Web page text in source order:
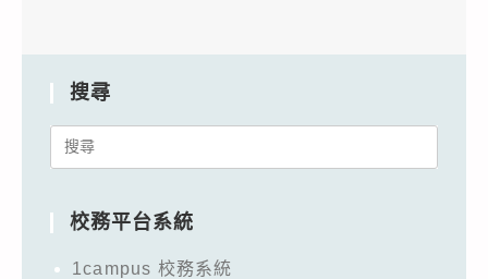
搜尋
Search
校務平台系統
1campus 校務系統